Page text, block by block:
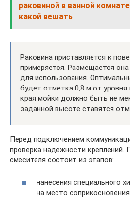
раковиной в ванной
какой вешать
Раковина приставляется к
примеряется. Размещается
для использования.
будет отметка 0,8 м от
края мойки должно быть не
заданной высоте ставятся
Перед подключением
проверка надежности креплений.
смесителя состоит из этапов:
нанесения специального
на место